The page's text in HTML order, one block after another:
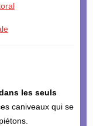
les seuls
caniveaux qui se